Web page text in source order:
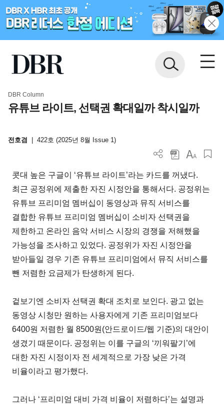
DBR Column
유튜브 라이트, 선택권 확대일까 착시일까
전호겸 422호 (2025년 8월 Issue 1)
콧대 높은 구글이 ‘유튜브 라이트’라는 카드를 꺼냈다.
최근 공정위에 제출한 자진 시정안을 통해서다. 공정위는
유튜브 프리미엄 멤버십이 동영상과 뮤직 서비스를
결합한 유튜브 프리미엄 멤버십이 소비자 선택권을
제한하고 온라인 음악 서비스 시장의 경쟁을 저해했을
가능성을 조사하고 있었다. 공정위가 자진 시정안을
받아들일 경우 기존 유튜브 프리미엄에서 뮤직 서비스를
뺀 저렴한 요금제가 탄생하게 된다.
겉보기엔 소비자 선택권 확대 조치로 보인다. 광고 없는
동영상 시청만 원하는 사용자에게 기존 프리미엄보다
6400원 저렴한 월 8500원(안드로이드/웹 기준)의 대안이
생겼기 때문이다. 공정위는 이를 구글의 ‘끼워팔기’에
대한 자진 시정이자 전 세계적으로 가장 낮은 가격
비율이라고 평가했다.
그러나 ‘프리미엄 대비 가격 비율이 저렴하다’는 설명과